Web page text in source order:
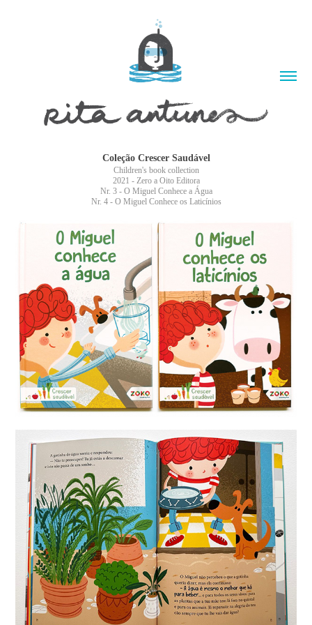
Coleção Crescer Saudável
Children's book collection
2021 - Zero a Oito Editora
Nr. 3 - O Miguel Conhece a Água
Nr. 4 - O Miguel Conhece os Laticínios